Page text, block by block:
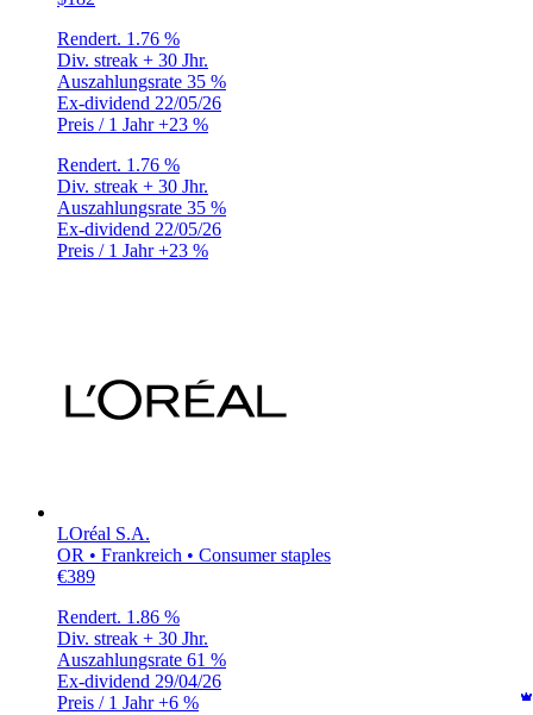
Rendert. 1.76 %
Div. streak + 30 Jhr.
Auszahlungsrate 35 %
Ex-dividend 22/05/26
Preis / 1 Jahr+23 %
Rendert. 1.76 %
Div. streak + 30 Jhr.
Auszahlungsrate 35 %
Ex-dividend 22/05/26
Preis / 1 Jahr+23 %
LOréal S.A.
OR • Frankreich • Consumer staples
€389
Rendert. 1.86 %
Div. streak + 30 Jhr.
Auszahlungsrate 61 %
Ex-dividend 29/04/26
Preis / 1 Jahr+6 %